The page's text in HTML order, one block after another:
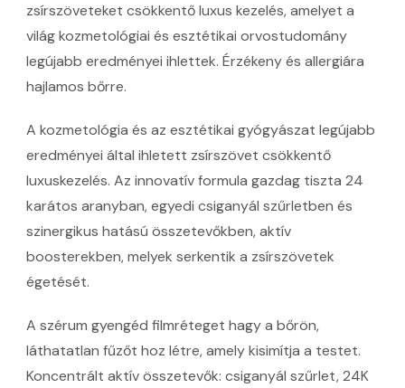
zsírszöveteket csökkentő luxus kezelés, amelyet a
világ kozmetológiai és esztétikai orvostudomány
legújabb eredményei ihlettek. Érzékeny és allergiára
hajlamos bőrre.
A kozmetológia és az esztétikai gyógyászat legújabb
eredményei által ihletett zsírszövet csökkentő
luxuskezelés. Az innovatív formula gazdag tiszta 24
karátos aranyban, egyedi csiganyál szűrletben és
szinergikus hatású összetevőkben, aktív
boosterekben, melyek serkentik a zsírszövetek
égetését.
A szérum gyengéd filmréteget hagy a bőrön,
láthatatlan fűzőt hoz létre, amely kisimítja a testet.
Koncentrált aktív összetevők: csiganyál szűrlet, 24K